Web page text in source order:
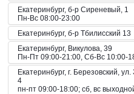
Екатеринбург, б-р Сиреневый, 1
Пн-Вс 08:00-23:00
Екатеринбург, б-р Тбилисский 13
Екатеринбург, Викулова, 39
Пн-Пт 09:00-21:00, Сб-Вс 10:00-
Екатеринбург, г. Березовский,
4
пн-пт 09:00-18:00; сб, вс